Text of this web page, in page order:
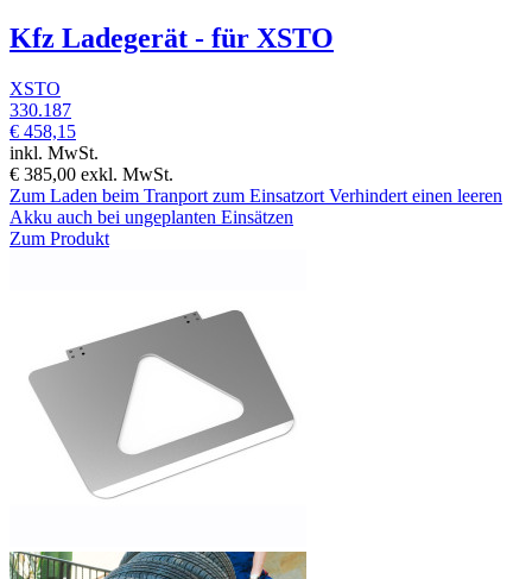
Kfz Ladegerät - für XSTO
XSTO
330.187
€ 458,15
inkl. MwSt.
€ 385,00 exkl. MwSt.
Zum Laden beim Tranport zum Einsatzort Verhindert einen leeren
Akku auch bei ungeplanten Einsätzen
Zum Produkt